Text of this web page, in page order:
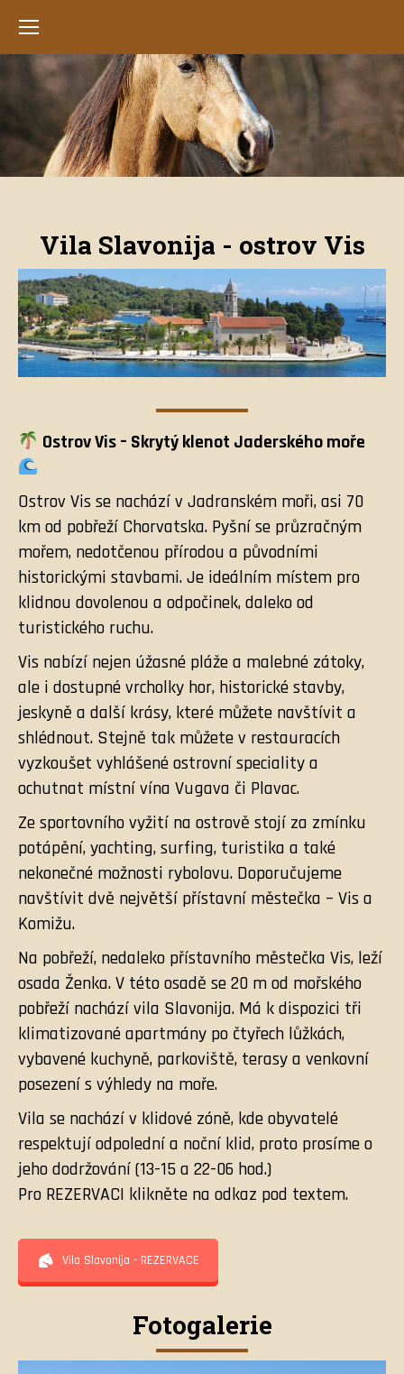
Vila Slavonija - ostrov Vis
Ostrov Vis – Skrytý klenot Jaderského moře
Ostrov Vis se nachází v Jadranském moři, asi 70
km od pobřeží Chorvatska. Pyšní se průzračným
mořem, nedotčenou přírodou a původními
historickými stavbami. Je ideálním místem pro
klidnou dovolenou a odpočinek, daleko od
turistického ruchu.
Vis nabízí nejen úžasné pláže a malebné zátoky,
ale i dostupné vrcholky hor, historické stavby,
jeskyně a další krásy, které můžete navštívit a
shlédnout. Stejně tak můžete v restauracích
vyzkoušet vyhlášené ostrovní speciality a
ochutnat místní vína Vugava či Plavac.
Ze sportovního vyžití na ostrově stojí za zmínku
potápění, yachting, surfing, turistika a také
nekonečné možnosti rybolovu. Doporučujeme
navštívit dvě největší přístavní městečka – Vis a
Komižu.
Na pobřeží, nedaleko přístavního městečka Vis, leží
osada Ženka. V této osadě se 20 m od mořského
pobřeží nachází vila Slavonija. Má k dispozici tři
klimatizované apartmány po čtyřech lůžkách,
vybavené kuchyně, parkoviště, terasy a venkovní
posezení s výhledy na moře.
Vila se nachází v klidové zóně, kde obyvatelé
respektují odpolední a noční klid, proto prosíme o
jeho dodržování (13-15 a 22-06 hod.)
Pro REZERVACI klikněte na odkaz pod textem.
Vila Slavonija - REZERVACE
Fotogalerie